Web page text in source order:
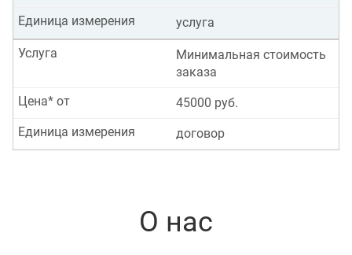
услуга
Единица измерения
Минимальная стоимость
заказа
Услуга
45000 руб.
Цена* от
договор
Единица измерения
О нас